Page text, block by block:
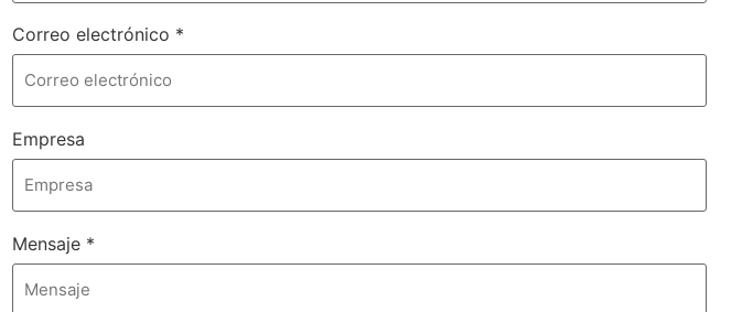
Correo electrónico *
Empresa
Mensaje *